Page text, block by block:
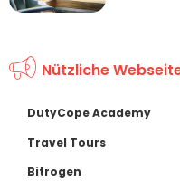
Nützliche
DutyCope Academy
Travel Tours
Bitrogen